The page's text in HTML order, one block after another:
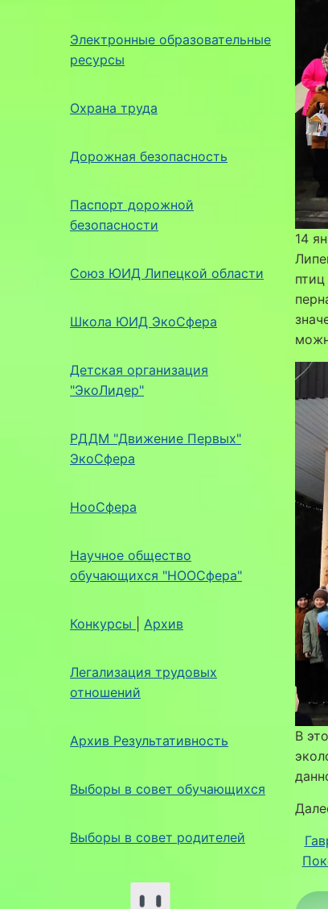
Электронные образовательные
ресурсы
Охрана труда
Дорожная безопасность
Паспорт дорожной
безопасности
Союз ЮИД Липецкой области
Школа ЮИД ЭкоСфера
Детская организация
"ЭкоЛидер"
РДДМ "Движение Первых"
ЭкоСфера
НооСфера
Научное общество
обучающихся "НООСфера"
Конкурсы Архив
Легализация трудовых
отношений
Архив Результативность
Выборы в совет обучающихся
Выборы в совет родителей
14
В